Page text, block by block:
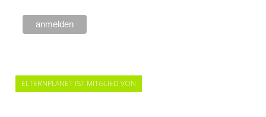
ELTERNPLANET IST MITGLIED VON